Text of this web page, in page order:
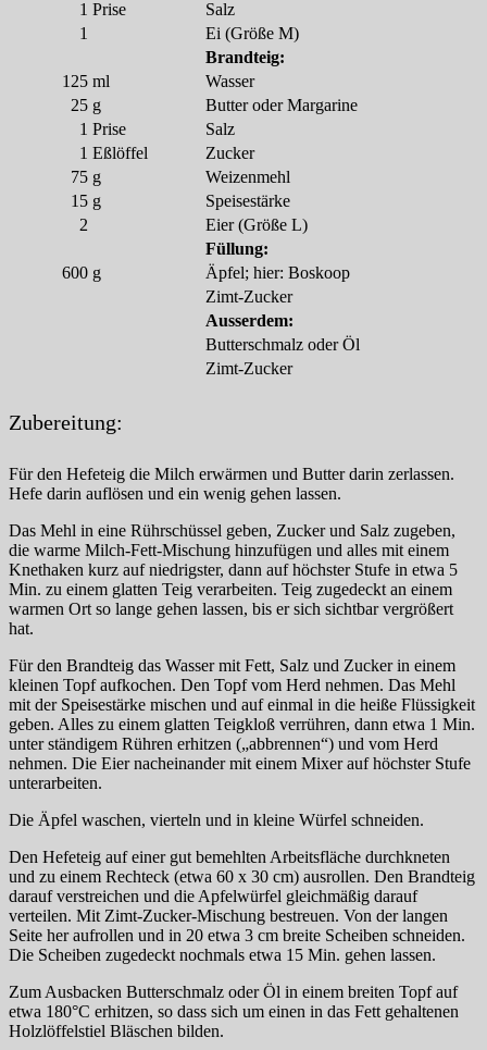
1 Prise
Salz
1
Ei (Größe M)
Brandteig:
125 ml
Wasser
25 g
Butter oder Margarine
1 Prise
Salz
1 Eßlöffel
Zucker
75 g
Weizenmehl
15 g
Speisestärke
2
Eier (Größe L)
Füllung:
600 g
Äpfel; hier: Boskoop
Zimt-Zucker
Ausserdem:
Butterschmalz oder Öl
Zimt-Zucker
Zubereitung:
Für den Hefeteig die Milch erwärmen und Butter darin zerlassen.
Hefe darin auflösen und ein wenig gehen lassen.
Das Mehl in eine Rührschüssel geben, Zucker und Salz zugeben,
die warme Milch-Fett-Mischung hinzufügen und alles mit einem
Knethaken kurz auf niedrigster, dann auf höchster Stufe in etwa 5
Min. zu einem glatten Teig verarbeiten. Teig zugedeckt an einem
warmen Ort so lange gehen lassen, bis er sich sichtbar vergrößert
hat.
Für den Brandteig das Wasser mit Fett, Salz und Zucker in einem
kleinen Topf aufkochen. Den Topf vom Herd nehmen. Das Mehl
mit der Speisestärke mischen und auf einmal in die heiße Flüssigkeit
geben. Alles zu einem glatten Teigkloß verrühren, dann etwa 1 Min.
unter ständigem Rühren erhitzen („abbrennen“) und vom Herd
nehmen. Die Eier nacheinander mit einem Mixer auf höchster Stufe
unterarbeiten.
Die Äpfel waschen, vierteln und in kleine Würfel schneiden.
Den Hefeteig auf einer gut bemehlten Arbeitsfläche durchkneten
und zu einem Rechteck (etwa 60 x 30 cm) ausrollen. Den Brandteig
darauf verstreichen und die Apfelwürfel gleichmäßig darauf
verteilen. Mit Zimt-Zucker-Mischung bestreuen. Von der langen
Seite her aufrollen und in 20 etwa 3 cm breite Scheiben schneiden.
Die Scheiben zugedeckt nochmals etwa 15 Min. gehen lassen.
Zum Ausbacken Butterschmalz oder Öl in einem breiten Topf auf
etwa 180°C erhitzen, so dass sich um einen in das Fett gehaltenen
Holzlöffelstiel Bläschen bilden.